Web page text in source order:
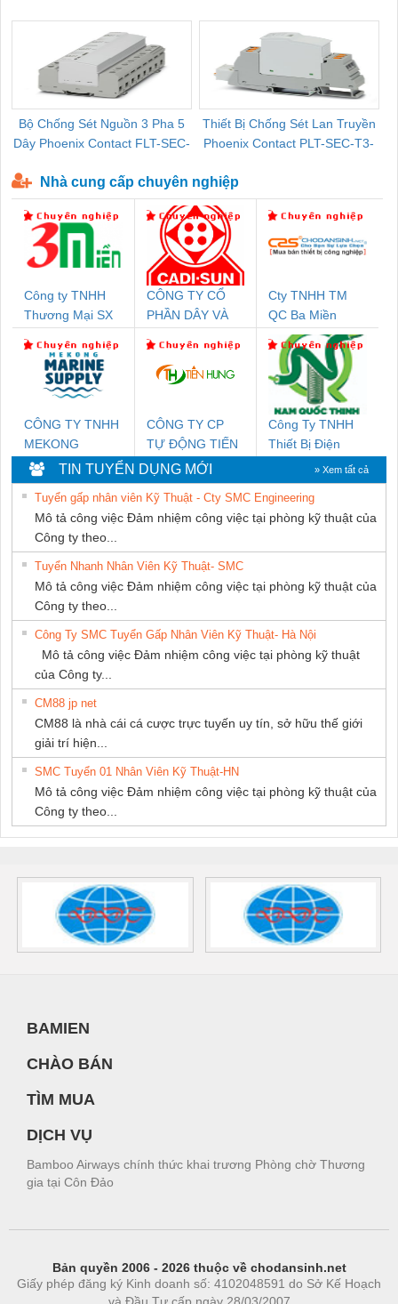
Bộ Chống Sét Nguồn 3 Pha 5
Dây Phoenix Contact FLT-SEC-
Thiết Bị Chống Sét Lan Truyền
Phoenix Contact PLT-SEC-T3-
Nhà cung cấp chuyên nghiệp
Công ty TNHH
Thương Mại SX
CÔNG TY CỔ
PHẦN DÂY VÀ
THƯỢNG ĐÌNH
Cty TNHH TM
QC Ba Miền
CÔNG TY TNHH
MEKONG
MARINE SUPPLY
CÔNG TY CP
TỰ ĐỘNG TIẾN
HƯNG
Công Ty TNHH
Thiết Bị Điện
Nam Quốc Thịnh
TIN TUYỂN DỤNG MỚI » Xem tất cả
Tuyển gấp nhân viên Kỹ Thuật - Cty SMC Engineering
Mô tả công việc Đảm nhiệm công việc tại phòng kỹ thuật của
Công ty theo...
Tuyển Nhanh Nhân Viên Kỹ Thuật- SMC
Mô tả công việc Đảm nhiệm công việc tại phòng kỹ thuật của
Công ty theo...
Công Ty SMC Tuyển Gấp Nhân Viên Kỹ Thuật- Hà Nội
Mô tả công việc Đảm nhiệm công việc tại phòng kỹ thuật
của Công ty...
CM88 jp net
CM88 là nhà cái cá cược trực tuyến uy tín, sở hữu thế giới
giải trí hiện...
SMC Tuyển 01 Nhân Viên Kỹ Thuật-HN
Mô tả công việc Đảm nhiệm công việc tại phòng kỹ thuật của
Công ty theo...
BAMIEN
CHÀO BÁN
TÌM MUA
DỊCH VỤ
Bamboo Airways chính thức khai trương Phòng chờ Thương
gia tại Côn Đảo
Bản quyền 2006 - 2026 thuộc về chodansinh.net
Giấy phép đăng ký Kinh doanh số: 4102048591 do Sở Kế Hoạch
và Đầu Tư cấp ngày 28/03/2007